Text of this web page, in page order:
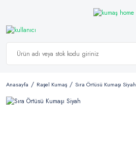
Anasayfa Raşel Kumaş Sıra Örtüsü Kumaşı Siyah